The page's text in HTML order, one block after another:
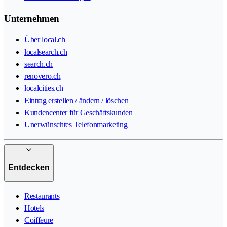
Unternehmen
Über local.ch
localsearch.ch
search.ch
renovero.ch
localcities.ch
Eintrag erstellen / ändern / löschen
Kundencenter für Geschäftskunden
Unerwünschtes Telefonmarketing
Entdecken
Restaurants
Hotels
Coiffeure